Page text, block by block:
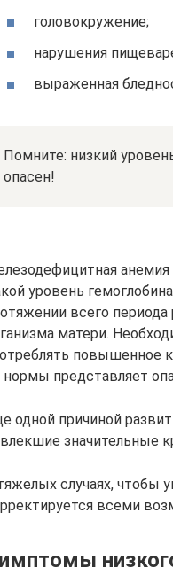
головокружение;
нарушения
выраженная
Помните: низкий
опасен!
уровень
всего
матери.
повышенное
нормы представляет
одной причиной
значительные
случаях, чтобы
всеми